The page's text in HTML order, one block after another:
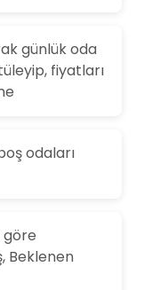
günlük oda
fiyatları
odaları
göre
Beklenen